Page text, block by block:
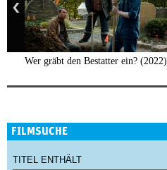
Wer gräbt den Bestatter ein? (2022)
FILMSUCHE
TITEL ENTHÄLT